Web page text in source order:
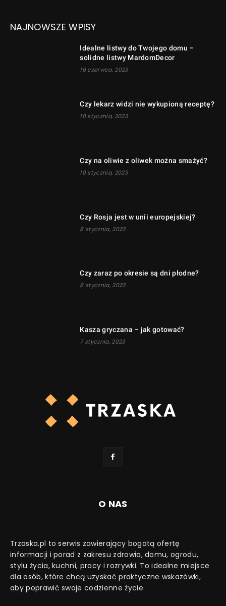
NAJNOWSZE WPISY
Idealne listwy do Twojego domu –
solidne listwy MardomDecor
16 czerwca, 2023
Czy lekarz widzi nie wykupioną receptę?
10 stycznia, 2023
Czy na oliwie z oliwek można smażyć?
10 stycznia, 2023
Czy Rosja jest w unii europejskiej?
8 stycznia, 2023
Czy zaraz po okresie są dni płodne?
8 stycznia, 2023
Kasza gryczana – jak gotować?
7 stycznia, 2023
O NAS
Trzaska.pl to serwis zawierający bogatą ofertę
informacji i porad z zakresu zdrowia, domu, ogrodu,
stylu życia, kuchni, pracy i rozrywki. To idealne miejsce
dla osób, które chcą uzyskać praktyczne wskazówki,
aby poprawić swoje codzienne życie.